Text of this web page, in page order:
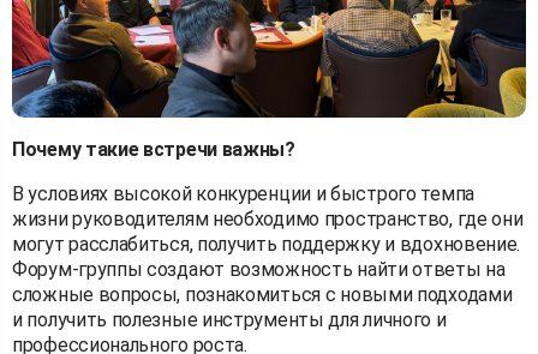
Почему такие встречи важны?
В условиях высокой конкуренции и быстрого темпа
жизни руководителям необходимо пространство, где они
могут расслабиться, получить поддержку и вдохновение.
Форум-группы создают возможность найти ответы на
сложные вопросы, познакомиться с новыми подходами
и получить полезные инструменты для личного и
профессионального роста.